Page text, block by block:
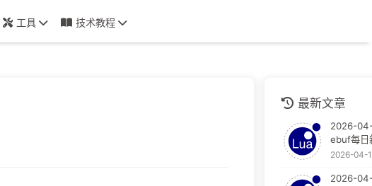
工具 技术教程
最新文章
2026-
ebuf每日
2026-04-
2026-